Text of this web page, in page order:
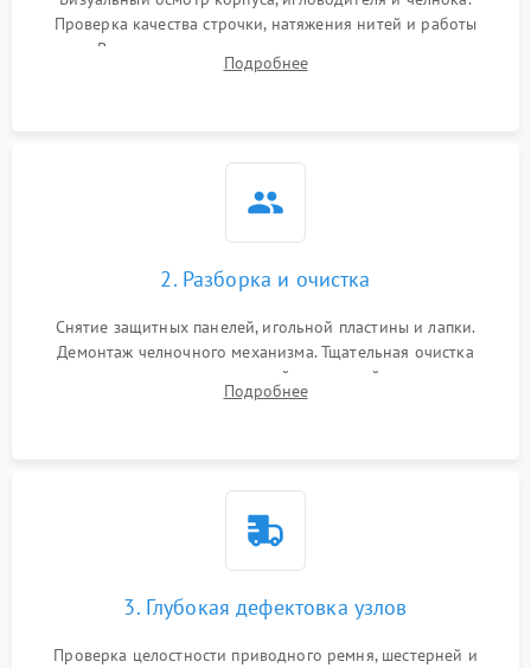
Проверка качества строчки, натяжения нитей и работы
педали. Выявление посторонних стуков, пропусков стежков,
обрывов нити или заклинивания механизмов на тестовом
Подробнее
2. Разборка и очистка
Снятие защитных панелей, игольной пластины и лапки.
Демонтаж челночного механизма. Тщательная очистка
внутренних узлов от скопившейся тканевой пыли, очесов,
остатков старой смазки и обрывков нитей с помощью
Подробнее
3. Глубокая дефектовка узлов
Проверка целостности приводного ремня, шестерней и